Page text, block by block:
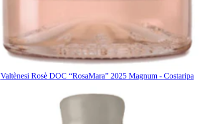
Valtènesi Rosè DOC “RosaMara” 2025 Magnum - Costaripa